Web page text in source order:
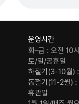
운영시간
화-금 : 오전 10
토/일/공휴일
하절기(3-10월)
동절기(11-2월)
휴관일